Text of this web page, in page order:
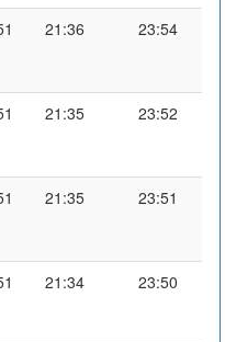
21:36 23:54
21:35 23:52
21:35 23:51
21:34 23:50